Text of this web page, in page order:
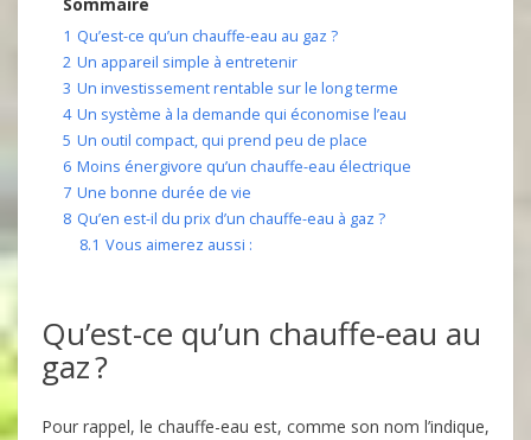
1 Qu’est-ce qu’un chauffe-eau au gaz ?
2 Un appareil simple à entretenir
3 Un investissement rentable sur le long terme
4 Un système à la demande qui économise l’eau
5 Un outil compact, qui prend peu de place
6 Moins énergivore qu’un chauffe-eau électrique
7 Une bonne durée de vie
8 Qu’en est-il du prix d’un chauffe-eau à gaz ?
8.1 Vous aimerez aussi :
Qu’est-ce qu’un chauffe-eau au
gaz ?
Pour rappel, le chauffe-eau est, comme son nom l’indique,